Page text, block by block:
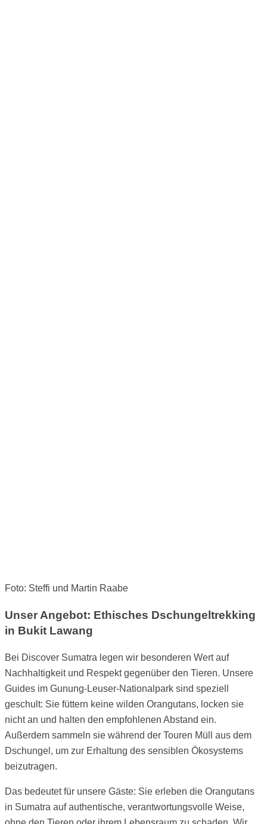
Foto: Steffi und Martin Raabe
Unser Angebot: Ethisches Dschungeltrekking
in Bukit Lawang
Bei Discover Sumatra legen wir besonderen Wert auf
Nachhaltigkeit und Respekt gegenüber den Tieren. Unsere
Guides im Gunung-Leuser-Nationalpark sind speziell
geschult: Sie füttern keine wilden Orangutans, locken sie
nicht an und halten den empfohlenen Abstand ein.
Außerdem sammeln sie während der Touren Müll aus dem
Dschungel, um zur Erhaltung des sensiblen Ökosystems
beizutragen.
Das bedeutet für unsere Gäste: Sie erleben die Orangutans
in Sumatra auf authentische, verantwortungsvolle Weise,